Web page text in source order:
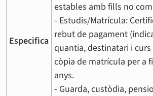
Especifica
estables amb fills no
- Estudis/Matrícula:
rebut de pagament
quantia, destinatari i curs
còpia de matrícula per a
anys.
- Guarda, custòdia,